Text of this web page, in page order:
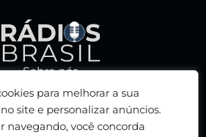
para melhorar a sua
site e personalizar anúncios.
navegando, você concorda
Sobre nós
de privacidade
Termos de serviço
Adicionar rádio